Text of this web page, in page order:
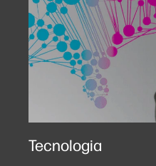
Tecnologia